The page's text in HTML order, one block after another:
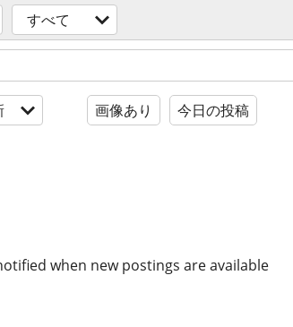
すべて
画像あり 今日の投稿
when new postings are available